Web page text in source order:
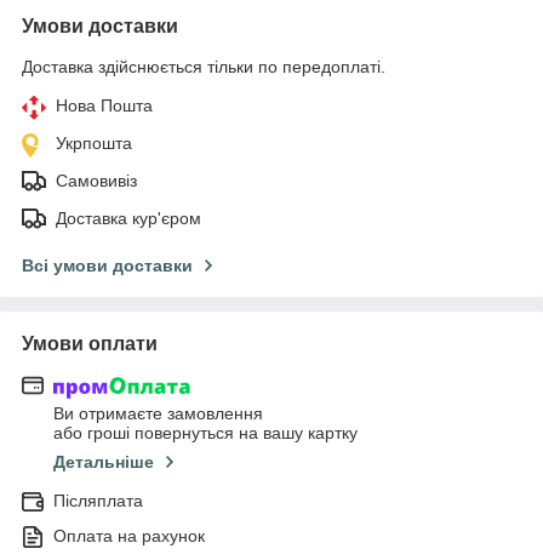
Умови доставки
Доставка здійснюється тільки по передоплаті.
Нова Пошта
Укрпошта
Самовивіз
Доставка кур'єром
Всі умови доставки
Умови оплати
Ви отримаєте замовлення
або гроші повернуться на вашу картку
Детальніше
Післяплата
Оплата на рахунок